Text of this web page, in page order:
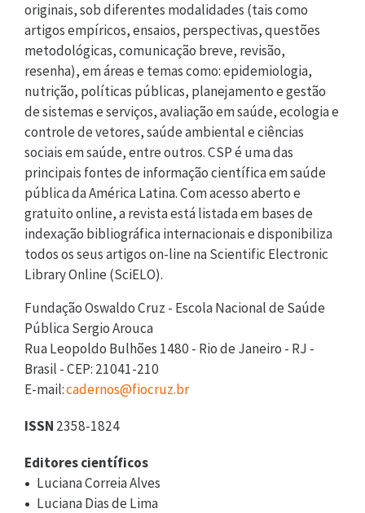
originais, sob diferentes modalidades (tais como
artigos empíricos, ensaios, perspectivas, questões
metodológicas, comunicação breve, revisão,
resenha), em áreas e temas como: epidemiologia,
nutrição, políticas públicas, planejamento e gestão
de sistemas e serviços, avaliação em saúde, ecologia e
controle de vetores, saúde ambiental e ciências
sociais em saúde, entre outros. CSP é uma das
principais fontes de informação científica em saúde
pública da América Latina. Com acesso aberto e
gratuito online, a revista está listada em bases de
indexação bibliográfica internacionais e disponibiliza
todos os seus artigos on-line na Scientific Electronic
Library Online (SciELO).
Fundação Oswaldo Cruz - Escola Nacional de Saúde
Pública Sergio Arouca
Rua Leopoldo Bulhões 1480 - Rio de Janeiro - RJ -
Brasil - CEP: 21041-210
E-mail:cadernos@fiocruz.br
ISSN 2358-1824
Editores científicos
Luciana Correia Alves
Luciana Dias de Lima